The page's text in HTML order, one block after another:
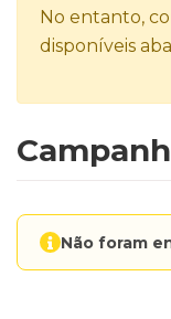
No entanto,
disponíveis
Não foram